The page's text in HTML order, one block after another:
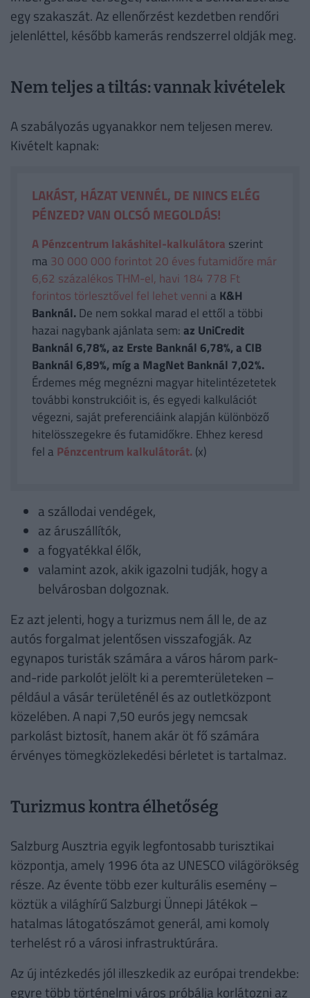
egy szakaszát. Az ellenőrzést kezdetben rendőri
jelenléttel, később kamerás rendszerrel oldják meg.
Nem teljes a tiltás: vannak kivételek
A szabályozás ugyanakkor nem teljesen merev.
Kivételt kapnak:
LAKÁST, HÁZAT VENNÉL, DE NINCS ELÉG
PÉNZED? VAN OLCSÓ MEGOLDÁS!
A Pénzcentrum lakáshitel-kalkulátora szerint
ma 30 000 000 forintot 20 éves futamidőre már
6,62 százalékos THM-el, havi 184 778 Ft
forintos törlesztővel fel lehet venni a K&H
Banknál.De nem sokkal marad el ettől a többi
hazai nagybank ajánlata sem:az UniCredit
Banknál 6,78%, az Erste Banknál 6,78%, a CIB
Banknál 6,89%, míg a MagNet Banknál 7,02%.
Érdemes még megnézni magyar hitelintézetetek
további konstrukcióit is, és egyedi kalkulációt
végezni, saját preferenciáink alapján különböző
hitelösszegekre és futamidőkre. Ehhez keresd
fel a Pénzcentrum kalkulátorát. (x)
a szállodai vendégek,
az áruszállítók,
a fogyatékkal élők,
valamint azok, akik igazolni tudják, hogy a
belvárosban dolgoznak.
Ez azt jelenti, hogy a turizmus nem áll le, de az
autós forgalmat jelentősen visszafogják. Az
egynapos turisták számára a város három park-
and-ride parkolót jelölt ki a peremterületeken –
például a vásár területénél és az outletközpont
közelében. A napi 7,50 eurós jegy nemcsak
parkolást biztosít, hanem akár öt fő számára
érvényes tömegközlekedési bérletet is tartalmaz.
Turizmus kontra élhetőség
Salzburg Ausztria egyik legfontosabb turisztikai
központja, amely 1996 óta az UNESCO világörökség
része. Az évente több ezer kulturális esemény –
köztük a világhírű Salzburgi Ünnepi Játékok –
hatalmas látogatószámot generál, ami komoly
terhelést ró a városi infrastruktúrára.
Az új intézkedés jól illeszkedik az európai trendekbe:
egyre több történelmi város próbálja korlátozni az